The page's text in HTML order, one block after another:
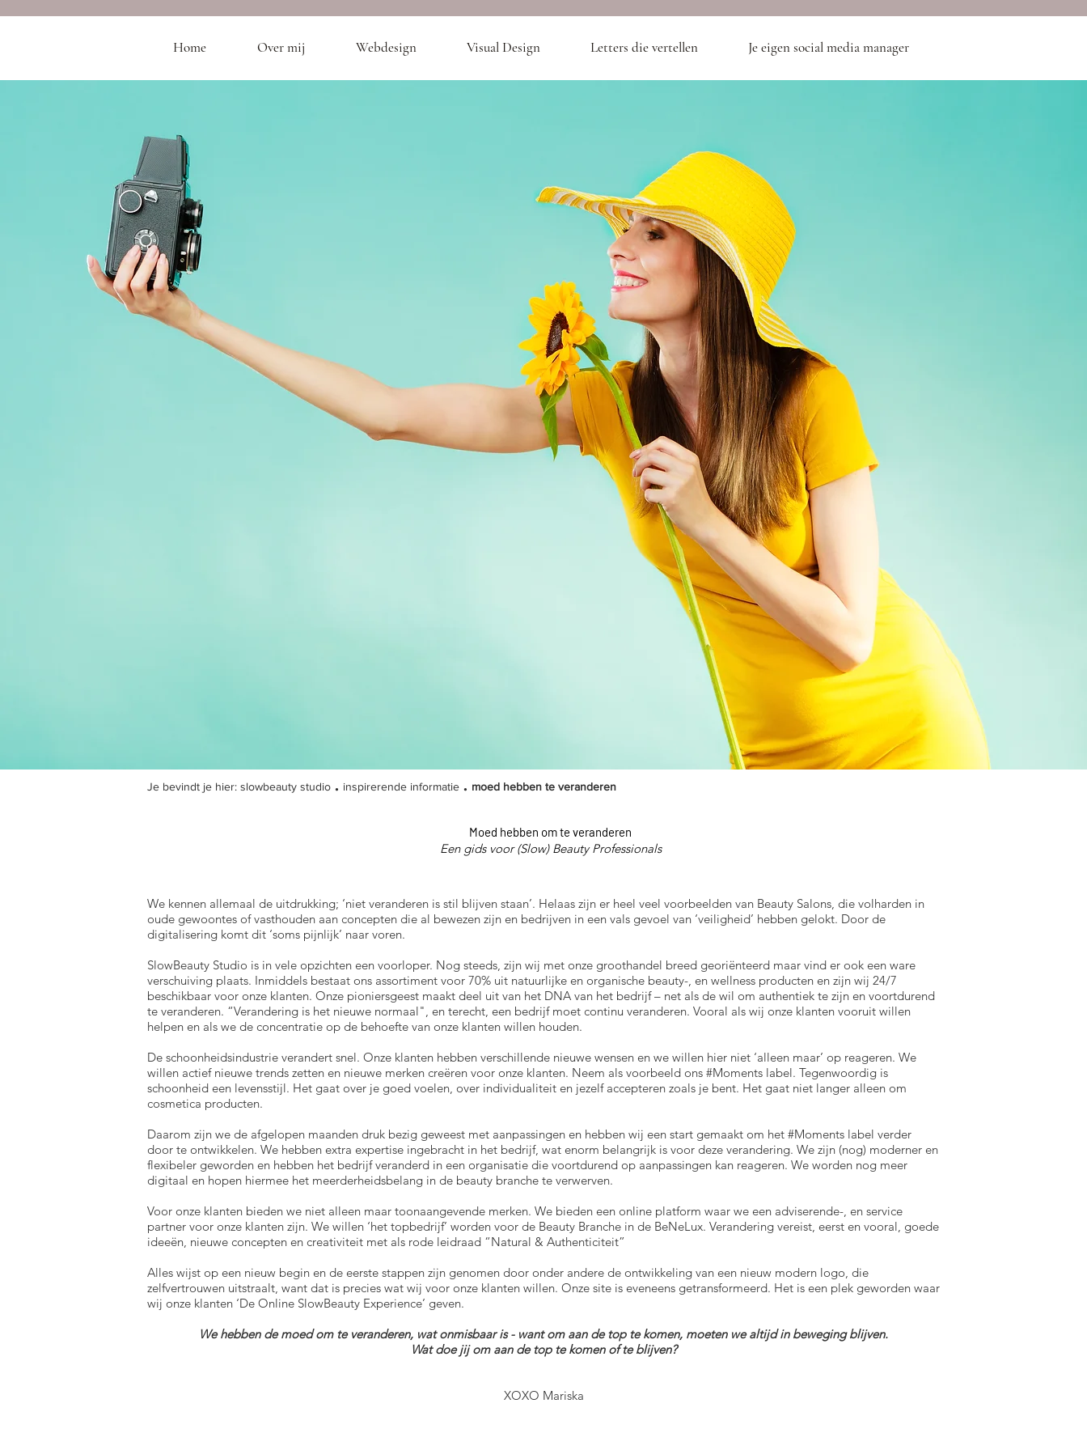
Home Over mij Webdesign Visual Design Letters die vertellen Je eigen social media manager
Je bevindt je hier: slowbeauty studio . inspirerende informatie . moed hebben te veranderen
Moed hebben om te veranderen
Een gids voor (Slow) Beauty Professionals
We kennen allemaal de uitdrukking; ‘niet veranderen is stil blijven staan’. Helaas zijn er heel veel voorbeelden van Beauty Salons, die volharden in
oude gewoontes of vasthouden aan concepten die al bewezen zijn en bedrijven in een vals gevoel van ‘veiligheid’ hebben gelokt. Door de
digitalisering komt dit ‘soms pijnlijk’ naar voren.
SlowBeauty Studio is in vele opzichten een voorloper. Nog steeds, zijn wij met onze groothandel breed georiënteerd maar vind er ook een ware
verschuiving plaats. Inmiddels bestaat ons assortiment voor 70% uit natuurlijke en organische beauty-, en wellness producten en zijn wij 24/7
beschikbaar voor onze klanten. Onze pioniersgeest maakt deel uit van het DNA van het bedrijf – net als de wil om authentiek te zijn en voortdurend
te veranderen. “Verandering is het nieuwe normaal", en terecht, een bedrijf moet continu veranderen. Vooral als wij onze klanten vooruit willen
helpen en als we de concentratie op de behoefte van onze klanten willen houden.
De schoonheidsindustrie verandert snel. Onze klanten hebben verschillende nieuwe wensen en we willen hier niet ‘alleen maar’ op reageren. We
willen actief nieuwe trends zetten en nieuwe merken creëren voor onze klanten. Neem als voorbeeld ons #Moments label. Tegenwoordig is
schoonheid een levensstijl. Het gaat over je goed voelen, over individualiteit en jezelf accepteren zoals je bent. Het gaat niet langer alleen om
cosmetica producten.
Daarom zijn we de afgelopen maanden druk bezig geweest met aanpassingen en hebben wij een start gemaakt om het #Moments label verder
door te ontwikkelen. We hebben extra expertise ingebracht in het bedrijf, wat enorm belangrijk is voor deze verandering. We zijn (nog) moderner en
flexibeler geworden en hebben het bedrijf veranderd in een organisatie die voortdurend op aanpassingen kan reageren. We worden nog meer
digitaal en hopen hiermee het meerderheidsbelang in de beauty branche te verwerven.
Voor onze klanten bieden we niet alleen maar toonaangevende merken. We bieden een online platform waar we een adviserende-, en service
partner voor onze klanten zijn. We willen ‘het topbedrijf’ worden voor de Beauty Branche in de BeNeLux. Verandering vereist, eerst en vooral, goede
ideeën, nieuwe concepten en creativiteit met als rode leidraad “Natural & Authenticiteit”
Alles wijst op een nieuw begin en de eerste stappen zijn genomen door onder andere de ontwikkeling van een nieuw modern logo, die
zelfvertrouwen uitstraalt, want dat is precies wat wij voor onze klanten willen. Onze site is eveneens getransformeerd. Het is een plek geworden waar
wij onze klanten ‘De Online SlowBeauty Experience’ geven.
We hebben de moed om te veranderen, wat onmisbaar is - want om aan de top te komen, moeten we altijd in beweging blijven.
Wat doe jij om aan de top te komen of te blijven?
XOXO Mariska